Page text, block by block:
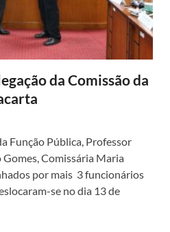
da Comissão da
Função Pública, Professor
Comissária Maria
por mais 3 funcionários
se no dia 13 de